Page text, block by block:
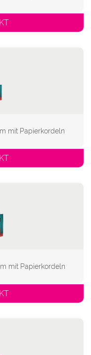
mit Papierkordeln
mit Papierkordeln